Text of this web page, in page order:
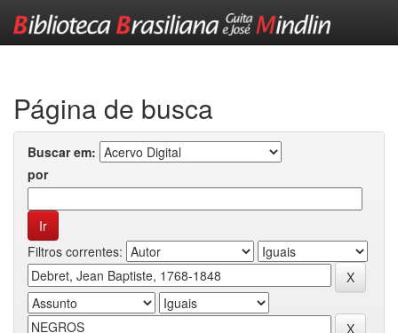
Página de busca
Buscar em:
por
Filtros correntes: